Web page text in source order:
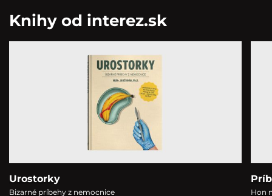
Knihy od interez.sk
Urostorky
Bizarné príbehy z nemocnice Hon